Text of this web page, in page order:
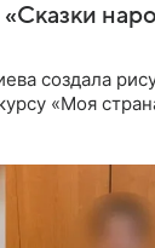
создала
«Моя